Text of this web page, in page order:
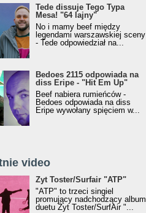
Tede dissuje Tego Typa
Mesa! "64 lajny"
No i mamy beef między
legendami warszawskiej sceny
- Tede odpowiedział na...
Bedoes 2115 odpowiada na
diss Eripe - "Hit Em Up"
Beef nabiera rumieńców -
Bedoes odpowiada na diss
Eripe wywołany spięciem w...
video
SurfAir - ATP VIDEO
Żyt Toster/Surfair "ATP"
"ATP" to trzeci singiel
promujący nadchodzący album
duetu Żyt Toster/SurfAir "...